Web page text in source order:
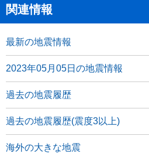
関連情報
最新の地震情報
2023年05月05日の地震情報
過去の地震履歴
過去の地震履歴(震度3以上)
海外の大きな地震